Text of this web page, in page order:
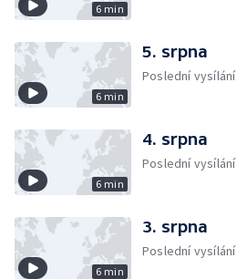
6 min
6 min
5. srpna
Poslední vysílání
6 min
4. srpna
Poslední vysílání
6 min
3. srpna
Poslední vysílání